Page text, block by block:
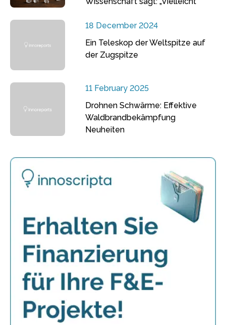
18 December 2024
Ein Teleskop der Weltspitze auf
der Zugspitze
11 February 2025
Drohnen Schwärme: Effektive
Waldbrandbekämpfung
Neuheiten